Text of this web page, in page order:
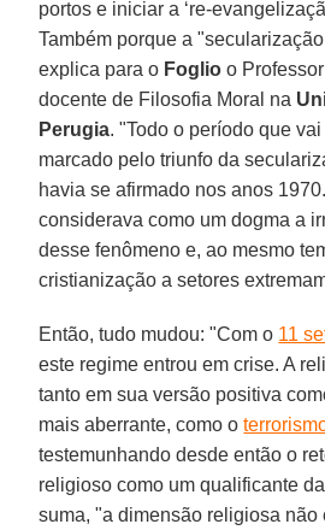
portos e iniciar a ‘re-
Também porque a
explica para o Foglio o Professor
docente de Filosofia Moral na
Perugia. "Todo o período que
marcado pelo triunfo da
havia se afirmado nos anos
considerava como um dogma a
desse fenômeno e, ao mesmo
cristianização a setores
Então, tudo mudou: "Com o 11
este regime entrou em crise. A
tanto em sua versão positiva
mais aberrante, como o
testemunhando desde então o
religioso como um qualificante
suma, "a dimensão religiosa não